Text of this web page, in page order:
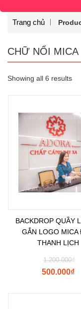
Trang chủ
CHỮ NỔI MICA
Showing all 6 results
BACKDROP QUẦY
GẮN LOGO MICA
THANH LỊCH
₫
1.200.000
₫
500.000